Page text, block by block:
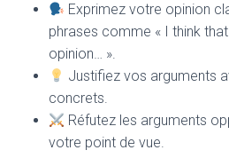
Exprimez votre opinion
phrases comme « I think
opinion… ».
Justifiez vos arguments
concrets.
Réfutez les arguments
votre point de vue.